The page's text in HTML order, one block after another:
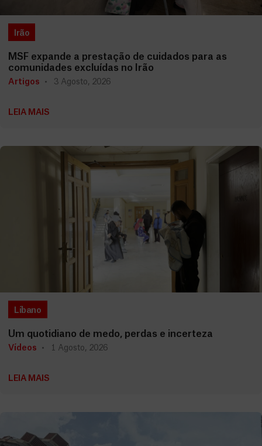
Irão
MSF expande a prestação de cuidados para as
comunidades excluídas no Irão
Artigos 3 Agosto, 2026
LEIA MAIS
Líbano
Um quotidiano de medo, perdas e incerteza
Vídeos 1 Agosto, 2026
LEIA MAIS